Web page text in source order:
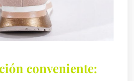
conveniente: